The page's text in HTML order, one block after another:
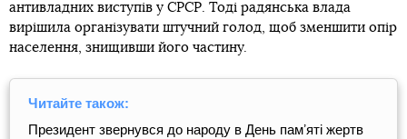
антивладних виступів у СРСР. Тоді радянська влада
вирішила організувати штучний голод, щоб зменшити опір
населення, знищивши його частину.
Читайте також:
Президент звернувся до народу в День памʼяті жертв